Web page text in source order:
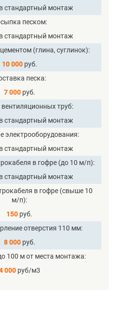
стандартный монтаж
песком
стандартный монтаж
(глина, суглинок)
10 000руб.
песка
7 000руб.
труб
стандартный монтаж
электрооборудования
стандартный монтаж
в гофре (до 10 м/п)
стандартный монтаж
в гофре (свыше 10
м/п)
150 руб.
отверстия 110 мм
8 000руб.
100 м от места монтажа
000руб/м3